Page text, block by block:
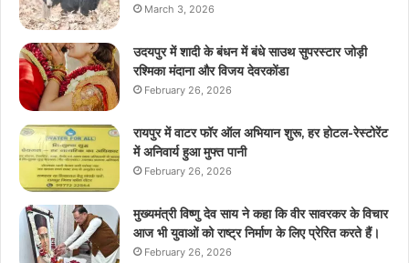
March 3, 2026
उदयपुर में शादी के बंधन में बंधे साउथ सुपरस्टार जोड़ी
रश्मिका मंदाना और विजय देवरकोंडा
February 26, 2026
रायपुर में वाटर फॉर ऑल अभियान शुरू, हर होटल-रेस्टोरेंट
में अनिवार्य हुआ मुफ्त पानी
February 26, 2026
मुख्यमंत्री विष्णु देव साय ने कहा कि वीर सावरकर के विचार
आज भी युवाओं को राष्ट्र निर्माण के लिए प्रेरित करते हैं।
February 26, 2026